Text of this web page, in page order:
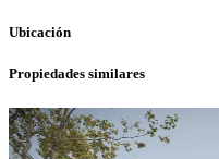
Ubicación
Propiedades similares